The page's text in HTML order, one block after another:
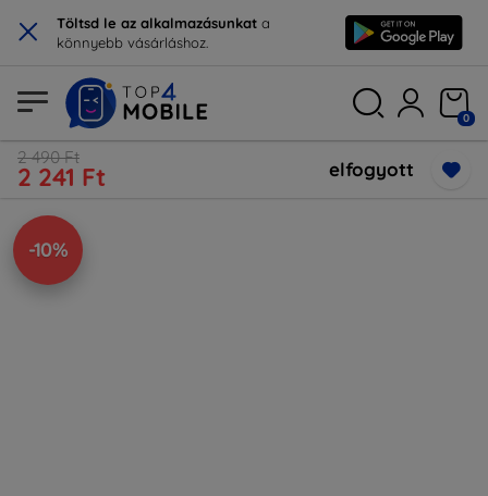
× Töltsd le az alkalmazásunkat a
könnyebb vásárláshoz.
0
2 490 Ft
2 241 Ft elfogyott
-10%